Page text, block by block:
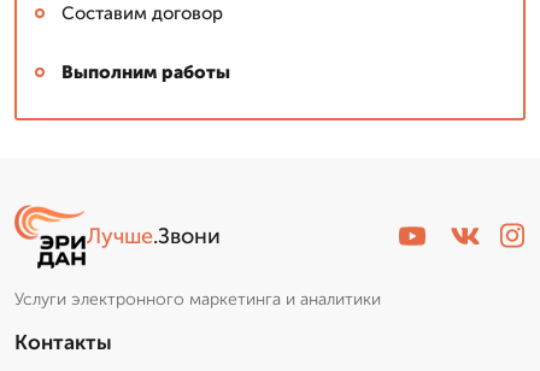
Составим договор
Выполним работы
Лучше.Звони
Услуги электронного маркетинга и аналитики
Контакты